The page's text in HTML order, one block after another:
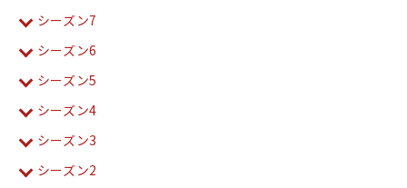
シーズン7
シーズン6
シーズン5
シーズン4
シーズン3
シーズン2